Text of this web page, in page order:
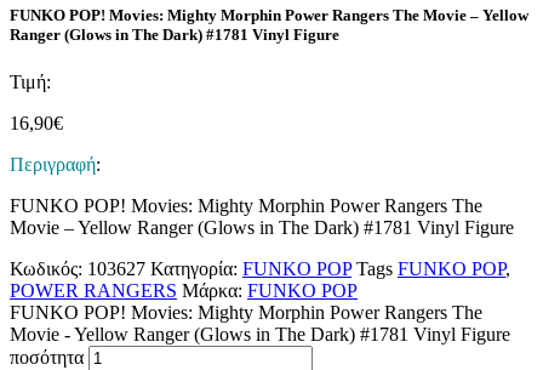
FUNKO POP! Movies: Mighty Morphin Power Rangers The Movie – Yellow
Ranger (Glows in The Dark) #1781 Vinyl Figure
Τιμή:
16,90€
Περιγραφή:
FUNKO POP! Movies: Mighty Morphin Power Rangers The
Movie – Yellow Ranger (Glows in The Dark) #1781 Vinyl Figure
Κωδικός: 103627 Κατηγορία: FUNKO POP Tags FUNKO POP,
POWER RANGERS Μάρκα: FUNKO POP
FUNKO POP! Movies: Mighty Morphin Power Rangers The
Movie - Yellow Ranger (Glows in The Dark) #1781 Vinyl Figure
ποσότητα